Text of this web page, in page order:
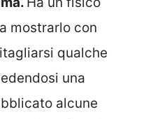
mostrarlo con
qualche
una
alcune